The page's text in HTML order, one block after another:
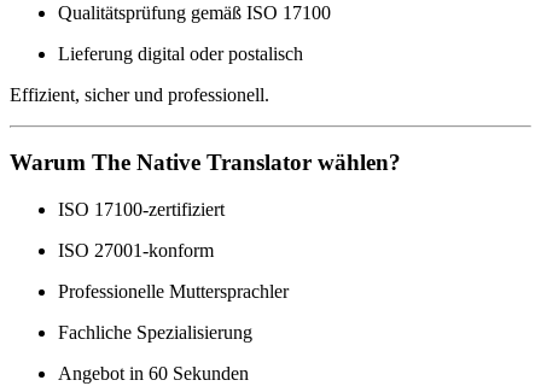
Qualitätsprüfung gemäß ISO 17100
Lieferung digital oder postalisch
Effizient, sicher und professionell.
Warum The Native Translator wählen?
ISO 17100-zertifiziert
ISO 27001-konform
Professionelle Muttersprachler
Fachliche Spezialisierung
Angebot in 60 Sekunden